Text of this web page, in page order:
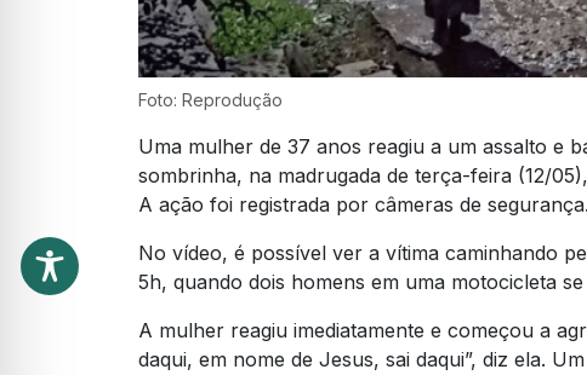
Foto: Reprodução
Uma mulher de 37 anos reagiu a um assalto e
sombrinha, na madrugada de terça-feira (12/
A ação foi registrada por câmeras de segurança.
No vídeo, é possível ver a vítima caminhando
5h, quando dois homens em uma motocicleta
A mulher reagiu imediatamente e começou a
daqui, em nome de Jesus, sai daqui”, diz ela.